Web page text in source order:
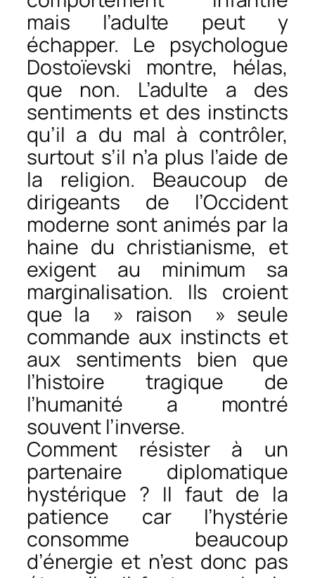
mais l’adulte peut y
échapper. Le psychologue
Dostoïevski montre, hélas,
que non. L’adulte a des
sentiments et des instincts
qu’il a du mal à contrôler,
surtout s’il n’a plus l’aide de
la religion. Beaucoup de
dirigeants de l’Occident
moderne sont animés par la
haine du christianisme, et
exigent au minimum sa
marginalisation. Ils croient
que la » raison » seule
commande aux instincts et
aux sentiments bien que
l’histoire tragique de
l’humanité a montré
souvent l’inverse.
Comment résister à un
partenaire diplomatique
hystérique ? Il faut de la
patience car l’hystérie
consomme beaucoup
d’énergie et n’est donc pas